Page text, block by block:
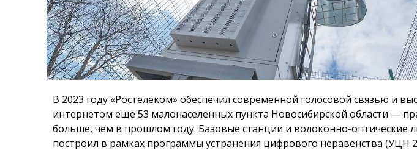
В 2023 году «Ростелеком» обеспечил современной голосовой связью и
интернетом еще 53 малонаселенных пункта Новосибирской области —
больше, чем в прошлом году. Базовые станции и волоконно-оптические
построил в рамках программы устранения цифрового неравенства (УЦН